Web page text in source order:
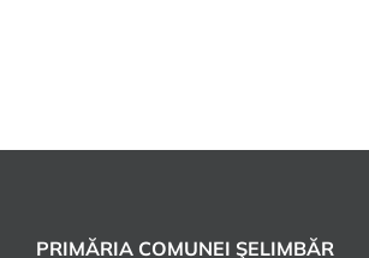
PRIMĂRIA COMUNEI ŞELIMBĂR